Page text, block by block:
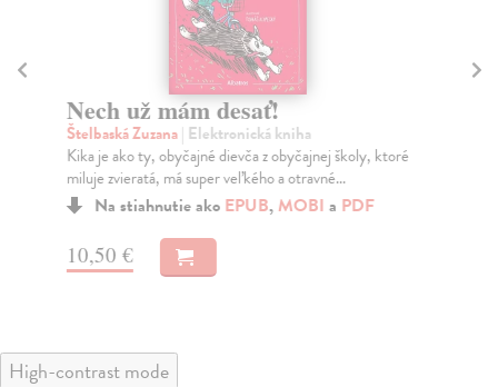
Nech už mám desať!
Štelbaská Zuzana| Elektronická kniha
Kika je ako ty, obyčajné dievča z obyčajnej školy, ktoré
miluje zvieratá, má super veľkého a otravné...
Na stiahnutie ako EPUB,MOBI a PDF
10,50 €
High-contrast mode